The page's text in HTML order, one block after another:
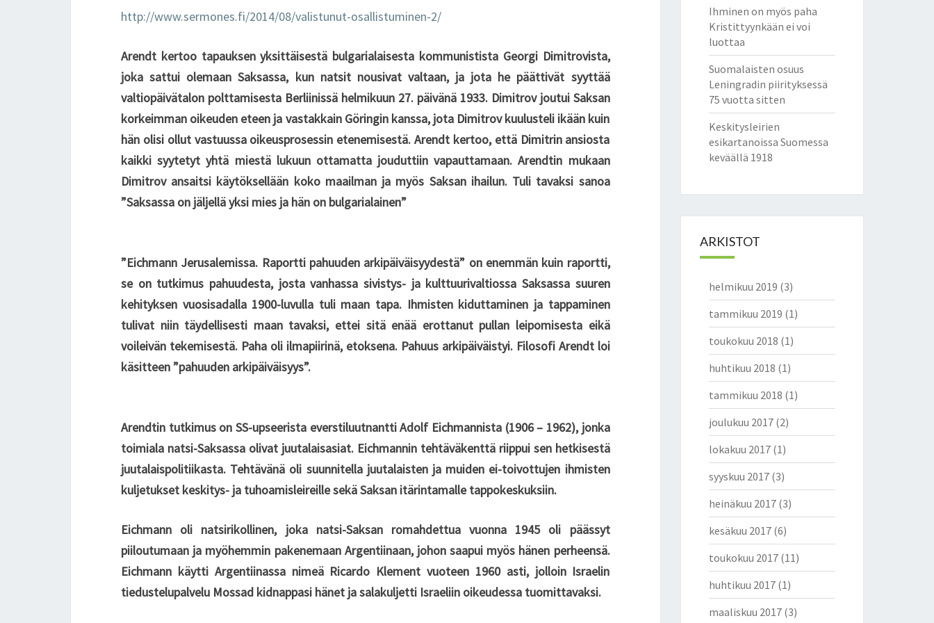
A
!
1
.
1
.
0
1
7
http://www.sermones.fi/2014/08/valistunut-osallistuminen-2/
Arendt kertoo tapauksen yksittäisestä bulgarialaisesta kommunistista Georgi Dimitrovista,
joka sattui olemaan Saksassa, kun natsit nousivat valtaan, ja jota he päättivät syyttää
valtiopäivätalon polttamisesta Berliinissä helmikuun 27. päivänä 1933. Dimitrov joutui Saksan
korkeimman oikeuden eteen ja vastakkain Göringin kanssa, jota Dimitrov kuulusteli ikään kuin
hän olisi ollut vastuussa oikeusprosessin etenemisestä. Arendt kertoo, että Dimitrin ansiosta
kaikki syytetyt yhtä miestä lukuun ottamatta jouduttiin vapauttamaan. Arendtin mukaan
Dimitrov ansaitsi käytöksellään koko maailman ja myös Saksan ihailun. Tuli tavaksi sanoa
”Saksassa on jäljellä yksi mies ja hän on bulgarialainen”
”Eichmann Jerusalemissa. Raportti pahuuden arkipäiväisyydestä” on enemmän kuin raportti,
se on tutkimus pahuudesta, josta vanhassa sivistys- ja kulttuurivaltiossa Saksassa suuren
kehityksen vuosisadalla 1900-luvulla tuli maan tapa. Ihmisten kiduttaminen ja tappaminen
tulivat niin täydellisesti maan tavaksi, ettei sitä enää erottanut pullan leipomisesta eikä
voileivän tekemisestä. Paha oli ilmapiirinä, etoksena. Pahuus arkipäiväistyi. Filosofi Arendt loi
käsitteen ”pahuuden arkipäiväisyys”.
Arendtin tutkimus on SS-upseerista everstiluutnantti Adolf Eichmannista (1906 – 1962), jonka
toimiala natsi-Saksassa olivat juutalaisasiat. Eichmannin tehtäväkenttä riippui sen hetkisestä
juutalaispolitiikasta. Tehtävänä oli suunnitella juutalaisten ja muiden ei-toivottujen ihmisten
kuljetukset keskitys- ja tuhoamisleireille sekä Saksan itärintamalle tappokeskuksiin.
Eichmann oli natsirikollinen, joka natsi-Saksan romahdettua vuonna 1945 oli päässyt
piiloutumaan ja myöhemmin pakenemaan Argentiinaan, johon saapui myös hänen perheensä.
Eichmann käytti Argentiinassa nimeä Ricardo Klement vuoteen 1960 asti, jolloin Israelin
tiedustelupalvelu Mossad kidnappasi hänet ja salakuljetti Israeliin oikeudessa tuomittavaksi.
Ihminen on myös paha
Kristittyynkään ei voi
luottaa
Suomalaisten osuus
Leningradin piirityksessä
75 vuotta sitten
Keskitysleirien
esikartanoissa Suomessa
keväällä 1918
ARKISTOT
helmikuu 2019 (3)
tammikuu 2019 (1)
toukokuu 2018 (1)
huhtikuu 2018 (1)
tammikuu 2018 (1)
joulukuu 2017(2)
lokakuu 2017(1)
syyskuu 2017(3)
heinäkuu 2017(3)
kesäkuu 2017(6)
toukokuu 2017(11)
huhtikuu 2017(1)
maaliskuu 2017(3)